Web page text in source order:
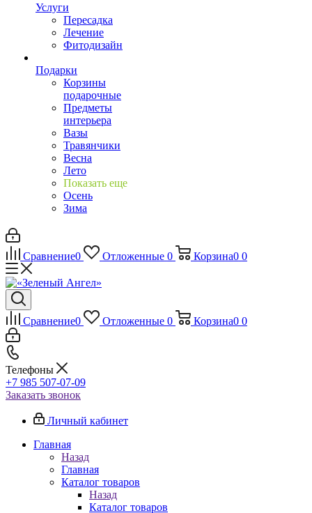
Услуги
Пересадка
Лечение
Фитодизайн
Подарки
Корзины
подарочные
Предметы
интерьера
Вазы
Травянчики
Весна
Лето
Показать еще
Осень
Зима
Сравнение0 Отложенные 0 Корзина0 0
Сравнение0 Отложенные 0 Корзина0 0
Телефоны
+7 985 507-07-09
Заказать звонок
Личный кабинет
Главная
Назад
Главная
Каталог товаров
Назад
Каталог товаров